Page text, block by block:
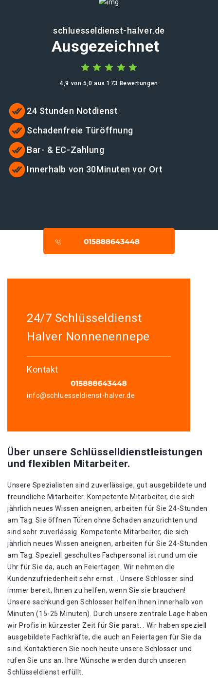
schluesseldienst-halver.de
Ausgezeichnet
4,9 von 5,0 aus 173 Bewertungen
24 Stunden Notdienst
Schadenfreie Türöffnung
Bar- & EC-Zahlung
Innerhalb von 30Minuten vor Ort
24/7 Schlüsseldienst
Halver Nonnenennepe
Kontakt
info@schluesseldienst-halver.de
Über unsere Schlüsselldienstleistungen
und flexiblen Mitarbeiter.
Unsere Spezialisten sind zuverlässige, gut ausgebildete und
freundliche Mitarbeiter. Kompetente Mitarbeiter, die sich
jährlich neues Wissen aneignen, arbeiten für Sie 24-Stunden
am Tag. Sie öffnen Türen ohne Schaden anzurichten und
sind sehr zuverlässig. Kompetente Mitarbeiter, die sich
jährlich neues Wissen aneignen, arbeiten für Sie 24-Stunden
am Tag. Speziell geschultes Fachpersonal ist rund um die
Uhr für Sie da, auch an Feiertagen. Wir nehmen die
Kundenzufriedenheit sehr ernst. . Unsere Schlosser sind
immer bereit, Ihnen zu helfen, wenn Sie sie brauchen!
Unsere sachkundigen Schlosser helfen Ihnen innerhalb von
Minuten (15-25 Minuten). Durch unsere zentrale Lage haben
wir Profis in kürzester Zeit für Sie parat. . Wir haben speziell
ausgebildete Fachkräfte, die auch an Feiertagen für Sie da
sind. Kontaktieren Sie noch heute unsere Schlosser und
rufen Sie uns an. Ihre Wünsche werden durch unseren
Schlüsseldienst erfüllt.